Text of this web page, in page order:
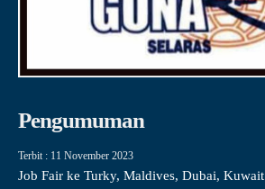
Pengumuman
Terbit : 11 November 2023
Job Fair ke Turky, Maldives, Dubai, Kuwait